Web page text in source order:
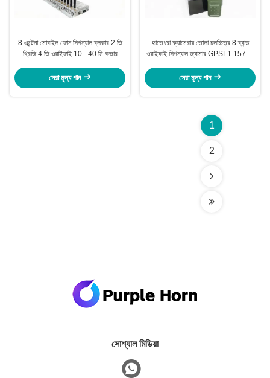
8 এন্টেনা মোবাইল ফোন সিগন্যাল ব্লকার 2 জি
থ্রিজি 4 জি ওয়াইফাই 10 - 40 মি কভার
সেরা মূল্য পান
হাতেধরা ক্যামেরায় তোলা চলচ্চিত্র 8 ব্যান্ড
ওয়াইফাই সিগন্যাল জ্যামার GPSL1 1570 -
সেরা মূল্য পান
1
2
সোশ্যাল মিডিয়া